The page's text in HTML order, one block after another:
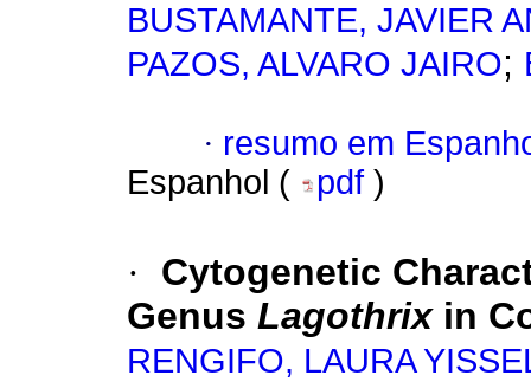
BUSTAMANTE, JAVIER
PAZOS, ALVARO JAIRO;
· resumo em
Espanhol (
pdf )
·
Cytogenetic
Genus Lagothrix in
RENGIFO, LAURA